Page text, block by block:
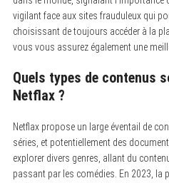
vigilant face aux sites frauduleux qui
choisissant de toujours accéder à la
vous vous assurez également une
Quels types de contenus
Netflax ?
Netflax propose un large éventail de
séries, et potentiellement des
explorer divers genres, allant du
passant par les comédies. En 2023, la